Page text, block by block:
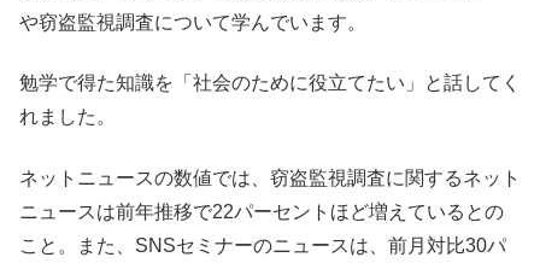
や窃盗監視調査について学んでいます。
勉学で得た知識を「社会のために役立てたい」と話してく
れました。
ネットニュースの数値では、窃盗監視調査に関するネット
ニュースは前年推移で22パーセントほど増えているとの
こと。また、SNSセミナーのニュースは、前月対比30パ